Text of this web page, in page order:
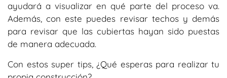
ayudará a visualizar en qué parte del proceso va.
Además, con este puedes revisar techos y demás
para revisar que las cubiertas hayan sido puestas
de manera adecuada.
Con estos super tips, ¿Qué esperas para realizar tu